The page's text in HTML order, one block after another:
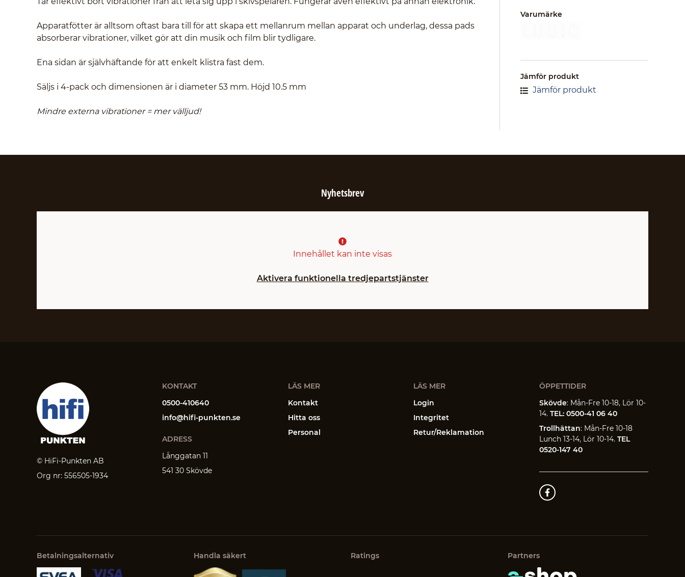
Apparatfötter är alltsom oftast bara till för att skapa ett mellanrum mellan apparat och underlag, dessa pads
absorberar vibrationer, vilket gör att din musik och film blir tydligare.
Ena sidan är självhäftande för att enkelt klistra fast dem.
Säljs i 4-pack och dimensionen är i diameter 53 mm. Höjd 10.5 mm
Mindre externa vibrationer = mer välljud!
Varumärke
Jämför produkt
Jämför produkt
Nyhetsbrev
Innehållet kan inte visas
Aktivera funktionella tredjepartstjänster
© HiFi-Punkten AB
Org nr: 556505-1934
KONTAKT
0500-410640
info@hifi-punkten.se
ADRESS
Långgatan 11
541 30 Skövde
LÄS MER
Kontakt
Hitta oss
Personal
LÄS MER
Login
Integritet
Retur/Reklamation
ÖPPETTIDER
Skövde: Mån-Fre 10-18, Lör 10-
14.TEL: 0500-41 06 40
Trollhättan: Mån-Fre 10-18
Lunch 13-14, Lör 10-14.TEL
0520-147 40
Betalningsalternativ Handla säkert Ratings Partners